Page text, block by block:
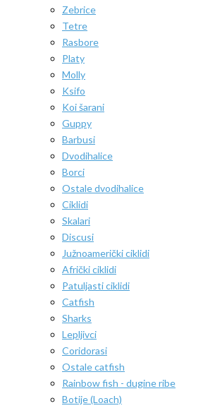
Zebrice
Tetre
Rasbore
Platy
Molly
Ksifo
Koi šarani
Guppy
Barbusi
Dvodihalice
Borci
Ostale dvodihalice
Ciklidi
Skalari
Discusi
Južnoamerički ciklidi
Afrički ciklidi
Patuljasti ciklidi
Catfish
Sharks
Lepljivci
Coridorasi
Ostale catfish
Rainbow fish - dugine ribe
Botije (Loach)